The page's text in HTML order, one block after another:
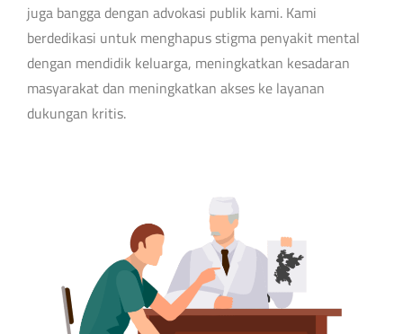
juga bangga dengan advokasi publik kami. Kami
berdedikasi untuk menghapus stigma penyakit mental
dengan mendidik keluarga, meningkatkan kesadaran
masyarakat dan meningkatkan akses ke layanan
dukungan kritis.